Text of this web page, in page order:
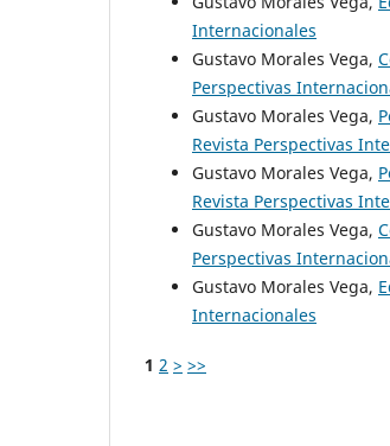
Internacionales
Gustavo Morales Vega,
Perspectivas
Gustavo Morales Vega,
Revista Perspectivas
Gustavo Morales Vega,
Revista Perspectivas
Gustavo Morales Vega,
Perspectivas
Gustavo Morales Vega,
Internacionales
1 2 > >>